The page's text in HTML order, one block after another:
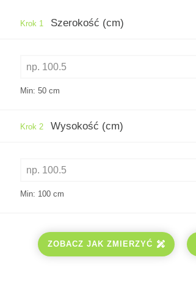
Krok 1 Szerokość (cm)
Min: 50 cm
Krok 2 Wysokość (cm)
Min: 100 cm
ZOBACZ JAK ZMIERZYĆ